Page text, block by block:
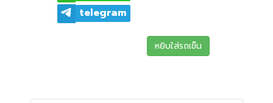
telegram
หยิบใส่รถเข็น